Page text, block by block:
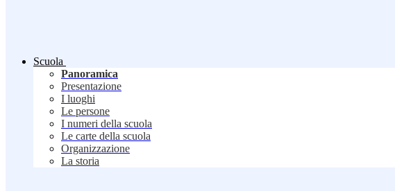
Scuola
Panoramica
Presentazione
I luoghi
Le persone
I numeri della scuola
Le carte della scuola
Organizzazione
La storia